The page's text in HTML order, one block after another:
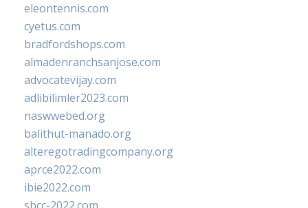
eleontennis.com
cyetus.com
bradfordshops.com
almadenranchsanjose.com
advocatevijay.com
adlibilimler2023.com
naswwebed.org
balithut-manado.org
alteregotradingcompany.org
aprce2022.com
ibie2022.com